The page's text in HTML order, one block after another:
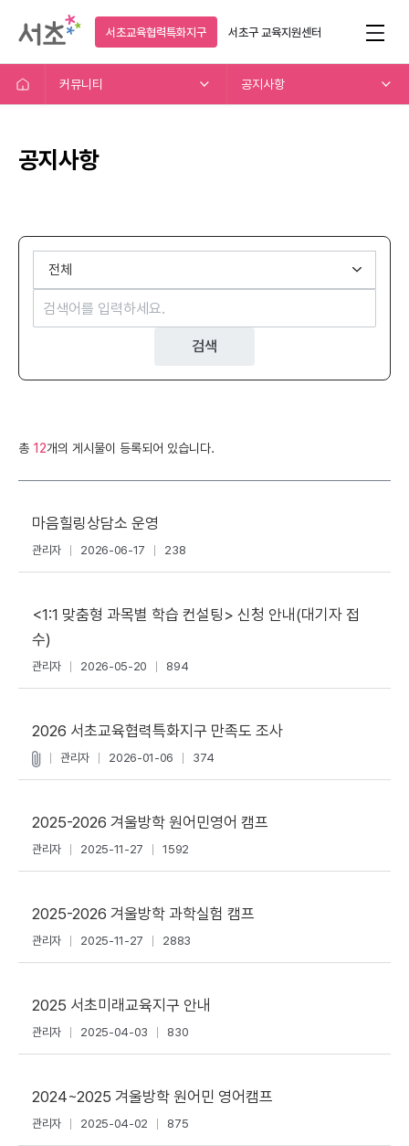
서초교육협력특화지구 서초구교육지원센터
커뮤니티 공지사항
공지사항
검색
총 12개의 게시물이 등록되어 있습니다.
마음힐링상담소 운영
관리자 2026-06-17 238
<1:1 맞춤형 과목별 학습 컨설팅> 신청 안내(대기자 접
수)
관리자 2026-05-20 894
2026 서초교육협력특화지구 만족도 조사
관리자 2026-01-06 374
2025-2026 겨울방학 원어민영어 캠프
관리자 2025-11-27 1592
2025-2026 겨울방학 과학실험 캠프
관리자 2025-11-27 2883
2025 서초미래교육지구 안내
관리자 2025-04-03 830
2024~2025 겨울방학 원어민 영어캠프
관리자 2025-04-02 875